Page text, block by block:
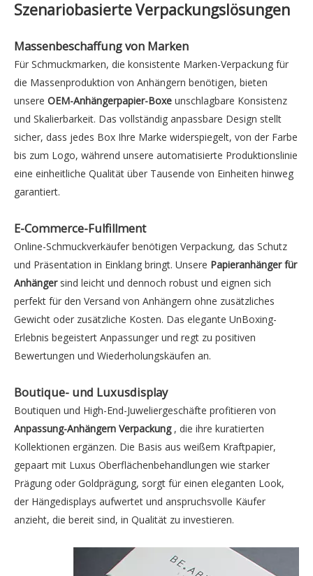
Szenariobasierte Verpackungslösungen
Massenbeschaffung von Marken
Für Schmuckmarken, die konsistente Marken-Verpackung für
die Massenproduktion von Anhängern benötigen, bieten
unsere OEM-Anhängerpapier-Boxe unschlagbare Konsistenz
und Skalierbarkeit. Das vollständig anpassbare Design stellt
sicher, dass jedes Box Ihre Marke widerspiegelt, von der Farbe
bis zum Logo, während unsere automatisierte Produktionslinie
eine einheitliche Qualität über Tausende von Einheiten hinweg
garantiert.
E-Commerce-Fulfillment
Online-Schmuckverkäufer benötigen Verpackung, das Schutz
und Präsentation in Einklang bringt. Unsere Papieranhänger für
Anhänger sind leicht und dennoch robust und eignen sich
perfekt für den Versand von Anhängern ohne zusätzliches
Gewicht oder zusätzliche Kosten. Das elegante UnBoxing-
Erlebnis begeistert Anpassunger und regt zu positiven
Bewertungen und Wiederholungskäufen an.
Boutique- und Luxusdisplay
Boutiquen und High-End-Juweliergeschäfte profitieren von
Anpassung-Anhängern Verpackung , die ihre kuratierten
Kollektionen ergänzen. Die Basis aus weißem Kraftpapier,
gepaart mit Luxus Oberflächenbehandlungen wie starker
Prägung oder Goldprägung, sorgt für einen eleganten Look,
der Hängedisplays aufwertet und anspruchsvolle Käufer
anzieht, die bereit sind, in Qualität zu investieren.